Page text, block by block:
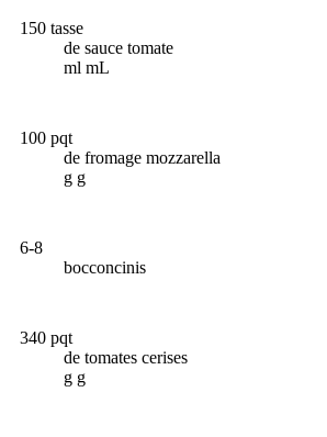
150 tasse
de sauce tomate
ml mL
100 pqt
de fromage mozzarella
g g
6-8
bocconcinis
340 pqt
de tomates cerises
g g